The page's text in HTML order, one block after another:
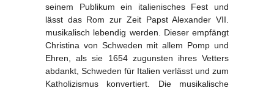
seinem Publikum ein italienisches Fest und
lässt das Rom zur Zeit Papst Alexander VII.
musikalisch lebendig werden. Dieser empfängt
Christina von Schweden mit allem Pomp und
Ehren, als sie 1654 zugunsten ihres Vetters
abdankt, Schweden für Italien verlässt und zum
Katholizismus konvertiert. Die musikalische